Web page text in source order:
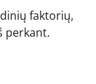
faktorių,
perkant.